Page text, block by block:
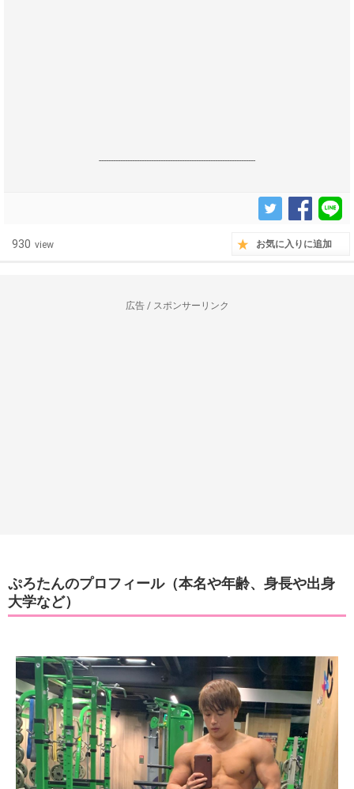
------------------------------------------------------------------
930 view お気に入りに追加
広告 / スポンサーリンク
ぷろたんのプロフィール（本名や年齢、身長や出身
大学など）